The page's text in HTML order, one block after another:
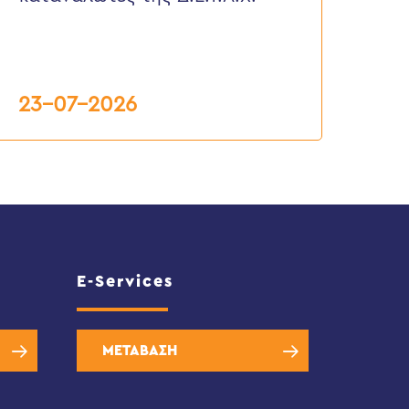
23-07-2026
E-Services
ΜΕΤΑΒΑΣΗ